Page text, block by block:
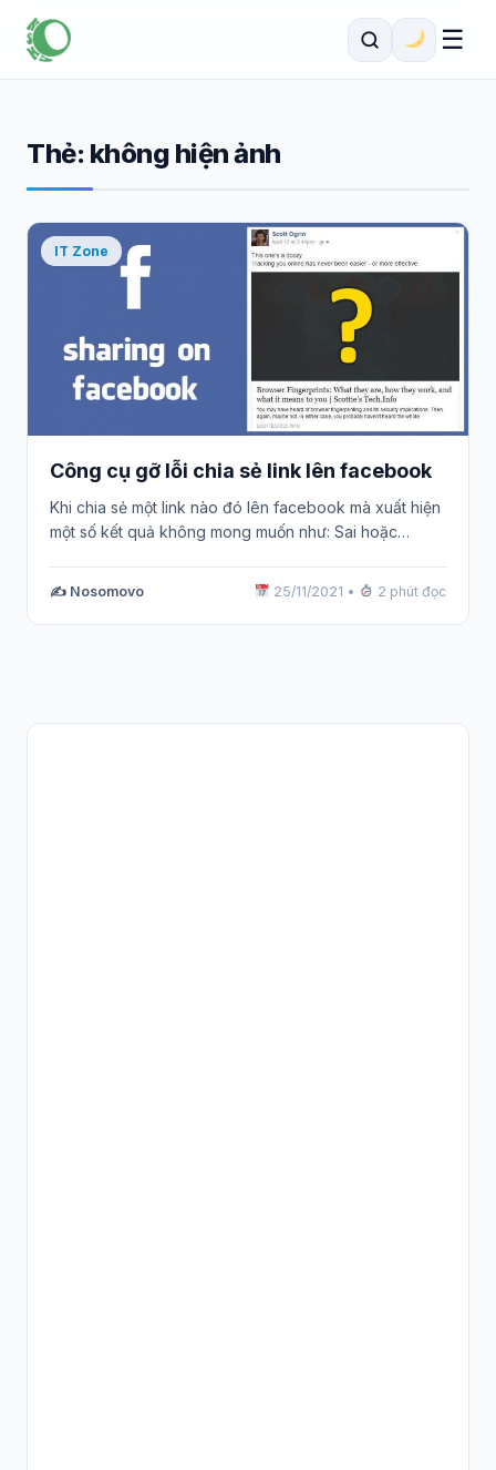
☰
Thẻ: không hiện ảnh
IT Zone
Công cụ gỡ lỗi chia sẻ link lên facebook
Khi chia sẻ một link nào đó lên facebook mà xuất hiện
một số kết quả không mong muốn như: Sai hoặc…
✍️ Nosomovo 25/11/2021 • 2 phút đọc